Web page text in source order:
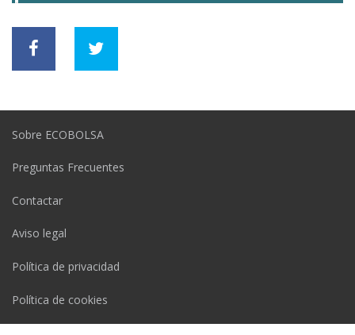
Sobre ECOBOLSA
Preguntas Frecuentes
Contactar
Aviso legal
Política de privacidad
Política de cookies